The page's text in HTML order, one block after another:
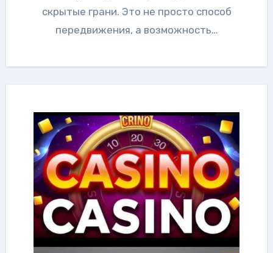
скрытые грани. Это не просто способ
передвижения, а возможность…